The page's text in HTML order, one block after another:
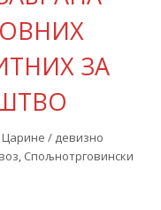
ЗА
Царине / девизно
, Спољнотрговински